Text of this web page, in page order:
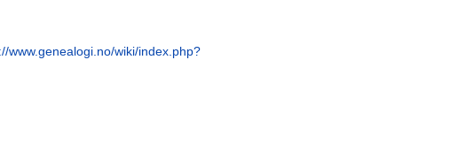
www.genealogi.no/wiki/index.php?